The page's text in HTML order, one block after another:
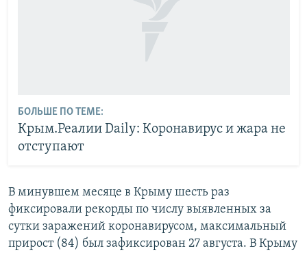
БОЛЬШЕ ПО ТЕМЕ:
Крым.Реалии Daily: Коронавирус и жара не
отступают
В минувшем месяце в Крыму шесть раз
фиксировали рекорды по числу выявленных за
сутки заражений коронавирусом, максимальный
прирост (84) был зафиксирован 27 августа. В Крыму